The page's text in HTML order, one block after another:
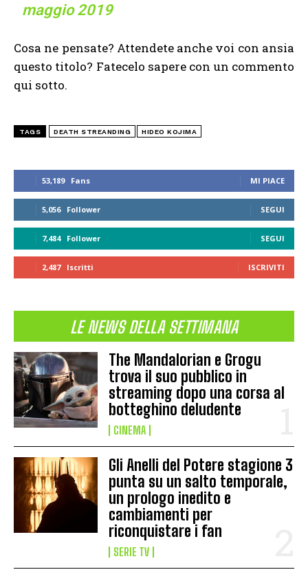
53,189 Fans MI PIACE
5,056 Follower SEGUI
7,484 Follower SEGUI
2,487 Iscritti ISCRIVITI
LE NEWS DELLA SETTIMANA
The Mandalorian e Grogu
trova il suo pubblico in
streaming dopo una corsa al
botteghino deludente
CINEMA
Gli Anelli del Potere stagione 3
punta su un salto temporale,
un prologo inedito e
cambiamenti per
riconquistare i fan
SERIE TV
maggio 2019
Cosa ne pensate? Attendete anche voi con ansia
questo titolo? Fatecelo sapere con un commento
qui sotto.
TAGS DEATH STREANDING HIDEO KOJIMA